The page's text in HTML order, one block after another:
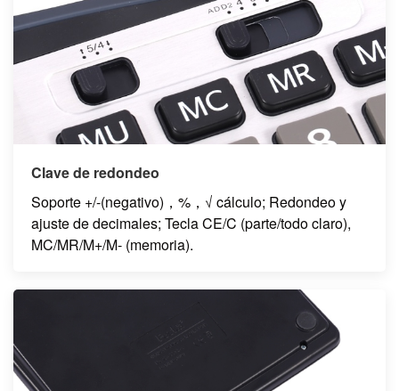
Clave de redondeo
Soporte +/-(negativo)，%，√ cálculo; Redondeo y
ajuste de decimales; Tecla CE/C (parte/todo claro),
MC/MR/M+/M- (memoria).